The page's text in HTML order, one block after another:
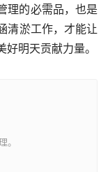
理的必需品，也是
清淤工作，才能让
明天贡献力量。
。